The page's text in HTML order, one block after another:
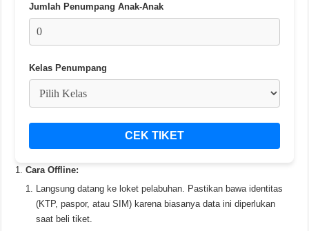
Jumlah Penumpang Anak-Anak
Kelas Penumpang
CEK TIKET
Cara Offline:
Langsung datang ke loket pelabuhan. Pastikan bawa identitas
(KTP, paspor, atau SIM) karena biasanya data ini diperlukan
saat beli tiket.